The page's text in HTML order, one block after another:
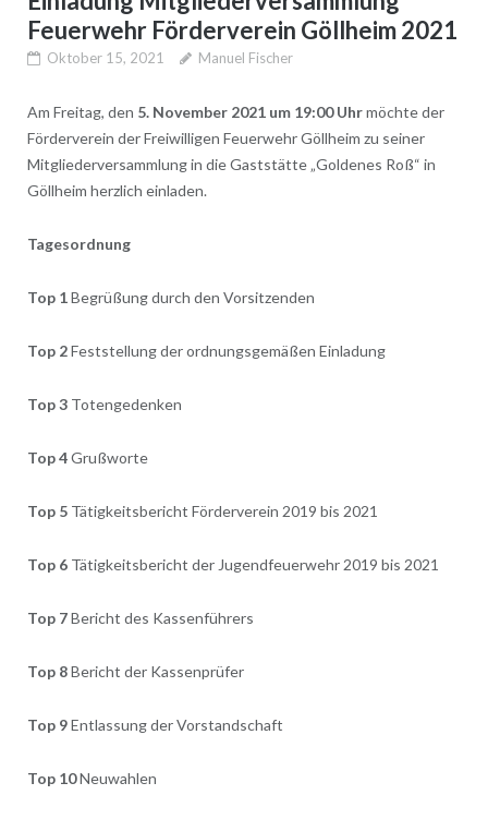
Feuerwehr Förderverein Göllheim 2021
Oktober 15, 2021 Manuel Fischer
Am Freitag, den 5. November 2021 um 19:00 Uhrmöchte der
Förderverein der Freiwilligen Feuerwehr Göllheim zu seiner
Mitgliederversammlung in die Gaststätte „Goldenes Roß“ in
Göllheim herzlich einladen.
Tagesordnung
Top 1Begrüßung durch den Vorsitzenden
Top 2Feststellung der ordnungsgemäßen Einladung
Top 3Totengedenken
Top 4Grußworte
Top 5Tätigkeitsbericht Förderverein 2019 bis 2021
Top 6Tätigkeitsbericht der Jugendfeuerwehr 2019 bis 2021
Top 7Bericht des Kassenführers
Top 8Bericht der Kassenprüfer
Top 9Entlassung der Vorstandschaft
Top 10Neuwahlen